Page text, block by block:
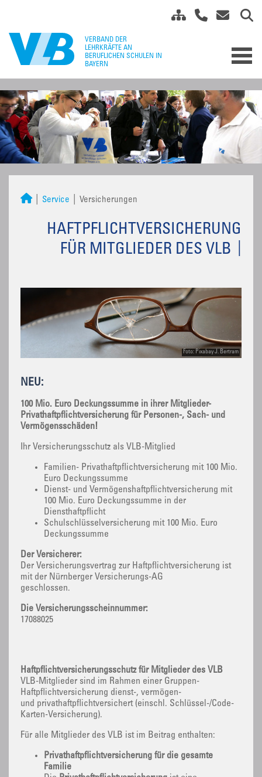
Service Versicherungen
HAFTPFLICHTVERSICHERUNG
FÜR MITGLIEDER DES VLB
Foto: Pixabay J. Bertram
NEU:
100 Mio. Euro Deckungssumme in ihrer Mitglieder-
Privathaftpflichtversicherung für Personen-, Sach- und
Vermögensschäden!
Ihr Versicherungsschutz als VLB-Mitglied
Familien- Privathaftpflichtversicherung mit 100 Mio.
Euro Deckungssumme
Dienst- und Vermögenshaftpflichtversicherung mit
100 Mio. Euro Deckungssumme in der
Diensthaftpflicht
Schulschlüsselversicherung mit 100 Mio. Euro
Deckungssumme
Der Versicherer:
Der Versicherungsvertrag zur Haftpflichtversicherung ist
mit der Nürnberger Versicherungs-AG
geschlossen.
Die Versicherungsscheinnummer:
17088025
Haftpflichtversicherungsschutz für Mitglieder des VLB
VLB-Mitglieder sind im Rahmen einer Gruppen-
Haftpflichtversicherung dienst-, vermögen-
und privathaftpflichtversichert (einschl. Schlüssel-/Code-
Karten-Versicherung).
Für alle Mitglieder des VLB ist im Beitrag enthalten:
Privathaftpflichtversicherung für die gesamte
Familie